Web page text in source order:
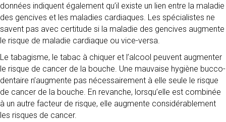
données indiquent également qu’il existe un lien entre la maladie
des gencives et les maladies cardiaques. Les spécialistes ne
savent pas avec certitude si la maladie des gencives augmente
le risque de maladie cardiaque ou vice-versa.
Le tabagisme, le tabac à chiquer et l’alcool peuvent augmenter
le risque de cancer de la bouche. Une mauvaise hygiène bucco-
dentaire n’augmente pas nécessairement à elle seule le risque
de cancer de la bouche. En revanche, lorsqu’elle est combinée
à un autre facteur de risque, elle augmente considérablement
les risques de cancer.